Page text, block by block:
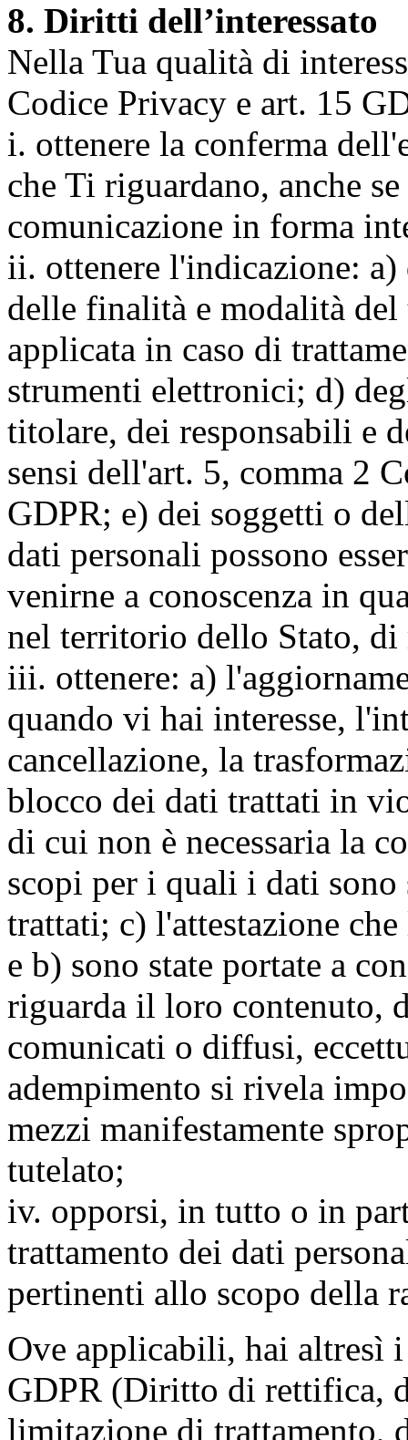
8. Diritti dell’interessato
Nella Tua qualità di
Codice Privacy e art. 15
i. ottenere la conferma
che Ti riguardano, anche
comunicazione in forma
ii. ottenere l'indicazione:
delle finalità e modalità
applicata in caso di
strumenti elettronici; d)
titolare, dei responsabili e
sensi dell'art. 5, comma 2
GDPR; e) dei soggetti o
dati personali possono
venirne a conoscenza in
nel territorio dello Stato,
iii. ottenere: a)
quando vi hai interesse,
cancellazione, la
blocco dei dati trattati in
di cui non è necessaria la
scopi per i quali i dati sono
trattati; c) l'attestazione
e b) sono state portate a
riguarda il loro contenuto,
comunicati o diffusi,
adempimento si rivela
mezzi manifestamente
tutelato;
iv. opporsi, in tutto o in
trattamento dei dati
pertinenti allo scopo della
Ove applicabili, hai
GDPR (Diritto di rettifica,
limitazione di trattamento,